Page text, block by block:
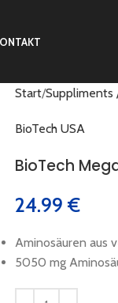
Start Suppliments
BioTech USA
BioTech
24.99 €
Aminosäuren aus
5050 mg